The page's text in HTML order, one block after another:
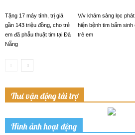
Tặng 17 máy tính, trị giá
gần 143 triệu đồng, cho trẻ
em đã phẫu thuật tim tại Đà
Nẵng
V/v khám sàng lọc phát
hiện bệnh tim bẩm sinh
trẻ em
Thư vận động tài trợ
Hình ảnh hoạt động